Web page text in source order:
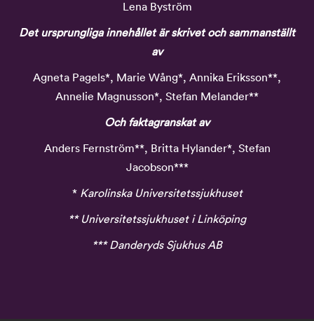
Lena Byström
Det ursprungliga innehållet är skrivet och sammanställt
av
Agneta Pagels*, Marie Wång*, Annika Eriksson**,
Annelie Magnusson*, Stefan Melander**
Och faktagranskat av
Anders Fernström**, Britta Hylander*, Stefan
Jacobson***
* Karolinska Universitetssjukhuset
** Universitetssjukhuset i Linköping
*** Danderyds Sjukhus AB